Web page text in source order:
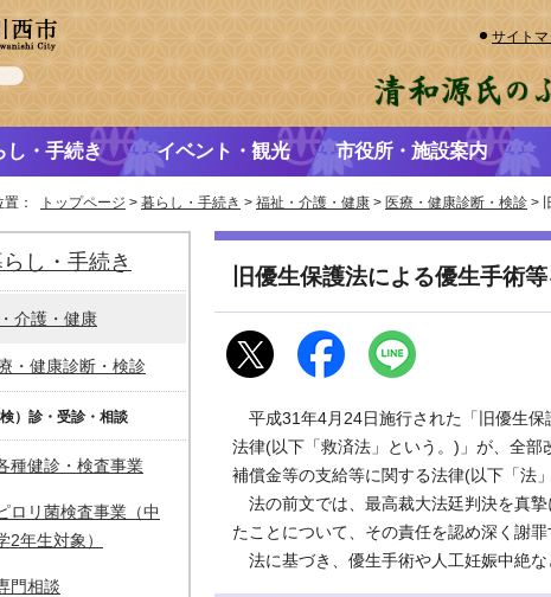
サイト
し・手続き イベント・観光 市役所・施設案内
置： トップページ > 暮らし・手続き > 福祉・介護・健康 > 医療・健康診断・検診 >
旧優生保護法による優生手術
平成31年4月24日施行された「旧優生保
法律(以下「救済法」という。)」が、全
補償金等の支給等に関する法律(以下「法
法の前文では、最高裁大法廷判決を真
たことについて、その責任を認め深く謝罪
法に基づき、優生手術や人工妊娠中絶な
し・手続き
介護・健康
・健康診断・検診
）診・受診・相談
種健診・検査事業
ロリ菌検査事業（中
2年生対象）
門相談